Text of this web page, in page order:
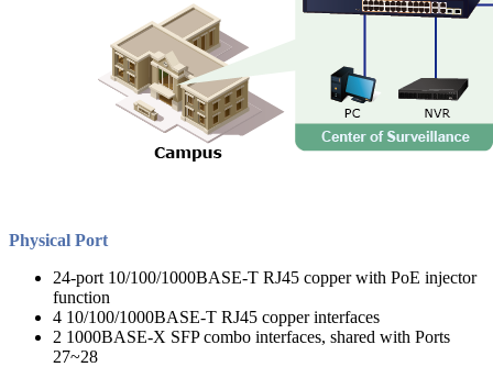
Physical Port
24-port 10/100/1000BASE-T RJ45 copper with PoE injector
function
4 10/100/1000BASE-T RJ45 copper interfaces
2 1000BASE-X SFP combo interfaces, shared with Ports
27~28